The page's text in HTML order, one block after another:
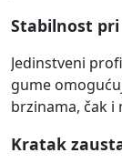
Stabilnost
Jedinstveni
gume
brzinama, čak i
Kratak